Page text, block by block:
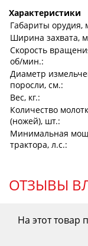
Характеристики
Габариты орудия,
Ширина захвата,
Скорость
об/мин.:
Диаметр
поросли, см.:
Вес, кг.:
Количество
(ножей), шт.:
Минимальная
трактора, л.с.:
ОТЗЫВЫ
На этот товар